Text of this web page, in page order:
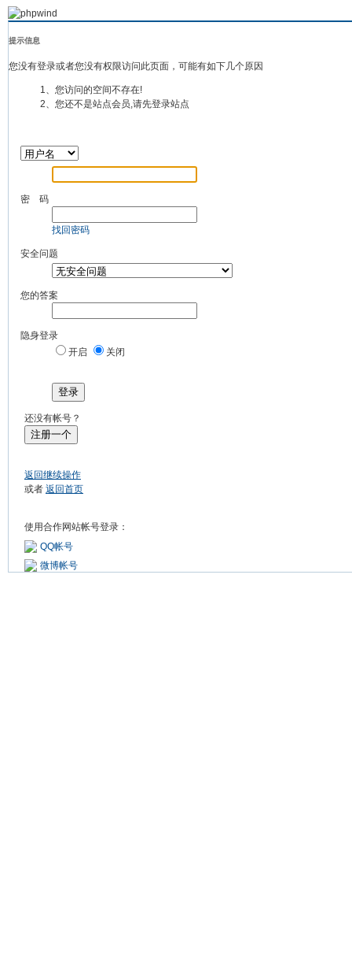
提示信息
您没有登录或者您没有权限访问此页面，可能有如下几个原因
1、您访问的空间不存在!
2、您还不是站点会员,请先登录站点
密 码
找回密码
安全问题
您的答案
隐身登录
开启
关闭
登录
还没有帐号？
注册一个
返回继续操作
或者 返回首页
使用合作网站帐号登录：
QQ帐号
微博帐号